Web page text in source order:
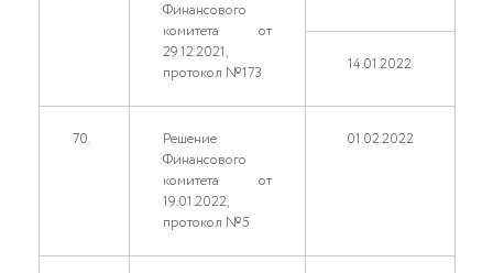
Финансового
комитета от
29.12.2021,
протокол №173
14.01.2022
70.
Решение
Финансового
комитета от
19.01.2022,
протокол №5
01.02.2022